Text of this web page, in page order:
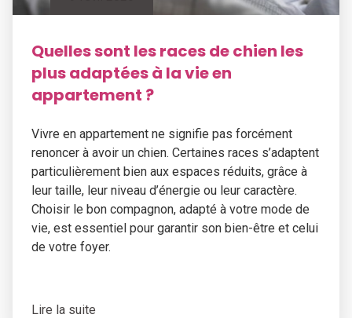
Quelles sont les races de chien les
plus adaptées à la vie en
appartement ?
Vivre en appartement ne signifie pas forcément
renoncer à avoir un chien. Certaines races s’adaptent
particulièrement bien aux espaces réduits, grâce à
leur taille, leur niveau d’énergie ou leur caractère.
Choisir le bon compagnon, adapté à votre mode de
vie, est essentiel pour garantir son bien-être et celui
de votre foyer.
Lire la suite